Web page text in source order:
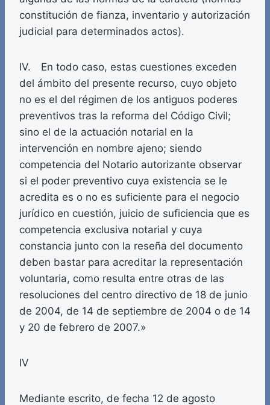
constitución de fianza, inventario y autorización
judicial para determinados actos).
IV. En todo caso, estas cuestiones exceden
del ámbito del presente recurso, cuyo objeto
no es el del régimen de los antiguos poderes
preventivos tras la reforma del Código Civil;
sino el de la actuación notarial en la
intervención en nombre ajeno; siendo
competencia del Notario autorizante observar
si el poder preventivo cuya existencia se le
acredita es o no es suficiente para el negocio
jurídico en cuestión, juicio de suficiencia que es
competencia exclusiva notarial y cuya
constancia junto con la reseña del documento
deben bastar para acreditar la representación
voluntaria, como resulta entre otras de las
resoluciones del centro directivo de 18 de junio
de 2004, de 14 de septiembre de 2004 o de 14
y 20 de febrero de 2007.»
IV
Mediante escrito, de fecha 12 de agosto